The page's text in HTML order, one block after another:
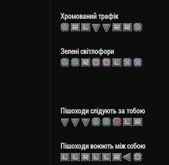
Хромований трафік
Зелені світлофори
Пішоходи слідують за тобою
Пішоходи воюють між собою